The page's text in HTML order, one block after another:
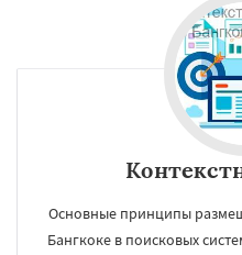
Основные принципы
Бангкоке в поисковых